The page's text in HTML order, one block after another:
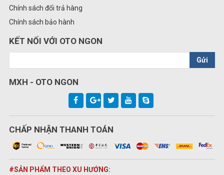
Chính sách đổi trả hàng
Chính sách bảo hành
KẾT NỐI VỚI OTO NGON
Gửi
MXH - OTO NGON
CHẤP NHẬN THANH TOÁN
#SẢN PHẨM THEO XU HƯỚNG: